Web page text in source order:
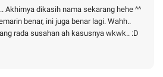
Akhirnya dikasih nama sekarang hehe ^^
benar, ini juga benar lagi. Wahh..
rada susahan ah kasusnya wkwk.. :D